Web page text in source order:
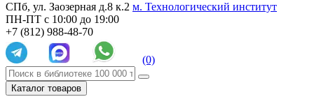
СПб, ул. Заозерная д.8 к.2 м. Технологический институт
ПН-ПТ с 10:00 до 19:00
+7 (812) 988-48-70
(0)
Каталог товаров